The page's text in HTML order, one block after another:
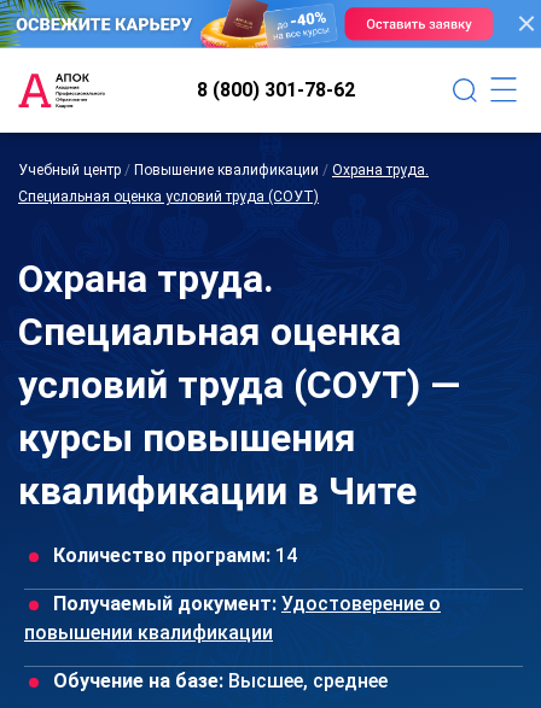
8 (800) 301-78-62
Учебный центр / Повышение квалификации / Охрана труда.
Специальная оценка условий труда (СОУТ)
Охрана труда.
Специальная оценка
условий труда (СОУТ) —
курсы повышения
квалификации в Чите
Количество программ: 14
Получаемый документ: Удостоверение о
повышении квалификации
Обучение на базе: Высшее, среднее